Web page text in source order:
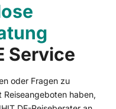
Service
oder Fragen zu
Reiseangeboten haben,